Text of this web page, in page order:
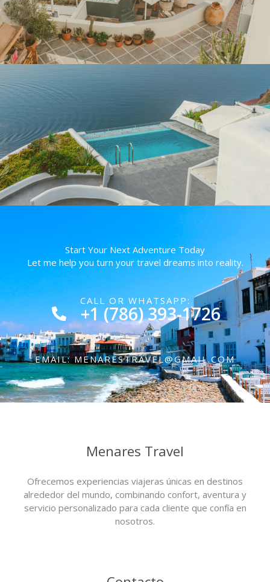
Start Your Next Adventure Today
Let me help you turn your travel dreams into reality.
CALL OR WHATSAPP:
+1 (786) 393-1726
EMAIL: MENARESTRAVEL@GMAIL.COM
Menares Travel
Ofrecemos experiencias viajeras únicas en destinos
alrededor del mundo, combinando confort, aventura y
servicio personalizado para cada cliente que confía en
nosotros.